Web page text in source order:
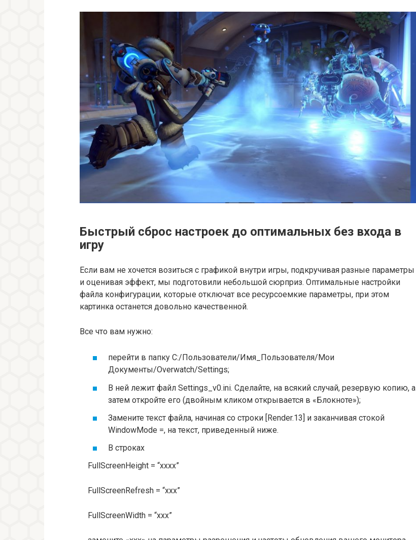
Быстрый сброс настроек до оптимальных без входа в
игру
Если вам не хочется возиться с графикой внутри игры, подкручивая разные параметры
и оценивая эффект, мы подготовили небольшой сюрприз. Оптимальные настройки
файла конфигурации, которые отключат все ресурсоемкие параметры, при этом
картинка останется довольно качественной.
Все что вам нужно:
перейти в папку C:/Пользователи/Имя_Пользователя/Мои
Документы/Overwatch/Settings;
В ней лежит файл Settings_v0.ini. Сделайте, на всякий случай, резервую копию, а
затем откройте его (двойным кликом открывается в «Блокноте»);
Замените текст файла, начиная со строки [Render.13] и заканчивая стокой
WindowMode =, на текст, приведенный ниже.
В строках
FullScreenHeight = “xxxx”
FullScreenRefresh = “xxx”
FullScreenWidth = “xxx”